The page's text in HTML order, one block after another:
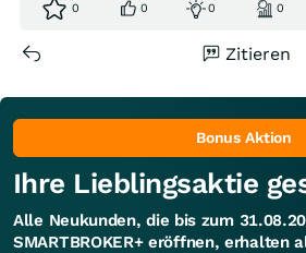
0 0 0 0
Zitieren
Bonus Aktion
Ihre Lieblingsaktie
Alle Neukunden, die bis zum
SMARTBROKER+ eröffnen, erhalten